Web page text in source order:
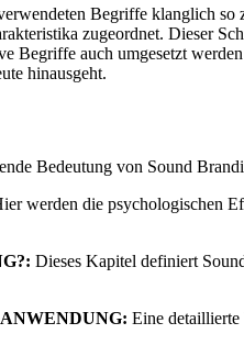
Begriffe klanglich so
zugeordnet. Dieser
Begriffe auch umgesetzt
hinausgeht.
Bedeutung von Sound
werden die psychologischen
Dieses Kapitel definiert
Eine detaillierte